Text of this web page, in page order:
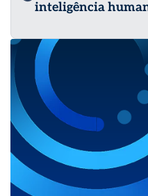
inteligência